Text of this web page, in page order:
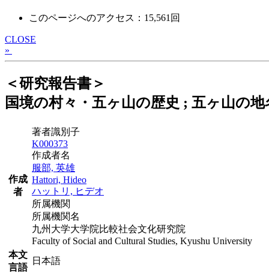
このページへのアクセス：15,561回
CLOSE
»
＜研究報告書＞
国境の村々・五ヶ山の歴史 ; 五ヶ山の
作成
者
著者識別子
K000373
作成者名
服部, 英雄
Hattori, Hideo
ハットリ, ヒデオ
所属機関
所属機関名
九州大学大学院比較社会文化研究院
Faculty of Social and Cultural Studies, Kyushu University
本文
言語
日本語